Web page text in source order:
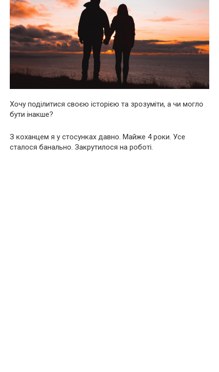
Хочу поділитися своєю історією та зрозуміти, а чи могло
бути інакше?
З коханцем я у стосунках давно. Майже 4 роки. Усе
сталося банально. Закрутилося на роботі.